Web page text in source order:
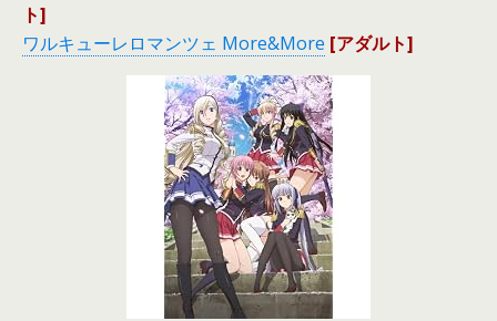
ト]
ワルキューレロマンツェ More&More [アダルト]